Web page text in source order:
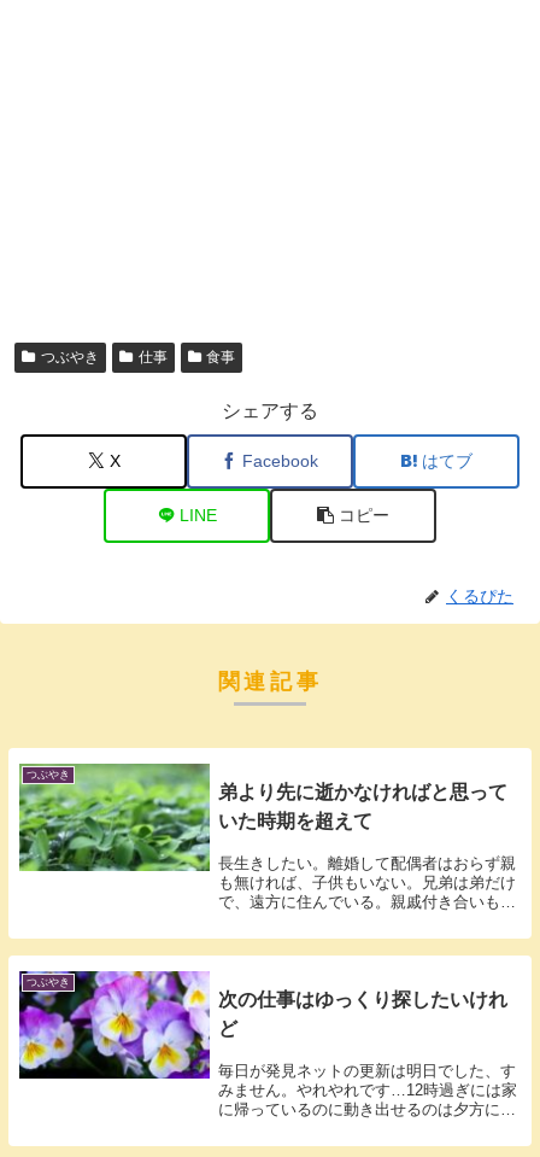
つぶやき 仕事 食事
シェアする
X Facebook はてブ
LINE コピー
くるぴた
関連記事
つぶやき
弟より先に逝かなければと思って
いた時期を超えて
長生きしたい。離婚して配偶者はおらず親
も無ければ、子供もいない。兄弟は弟だけ
で、遠方に住んでいる。親戚付き合いもほ
つぶやき
次の仕事はゆっくり探したいけれ
ど
毎日が発見ネットの更新は明日でした、す
みません。やれやれです…12時過ぎには家
に帰っているのに動き出せるのは夕方にな